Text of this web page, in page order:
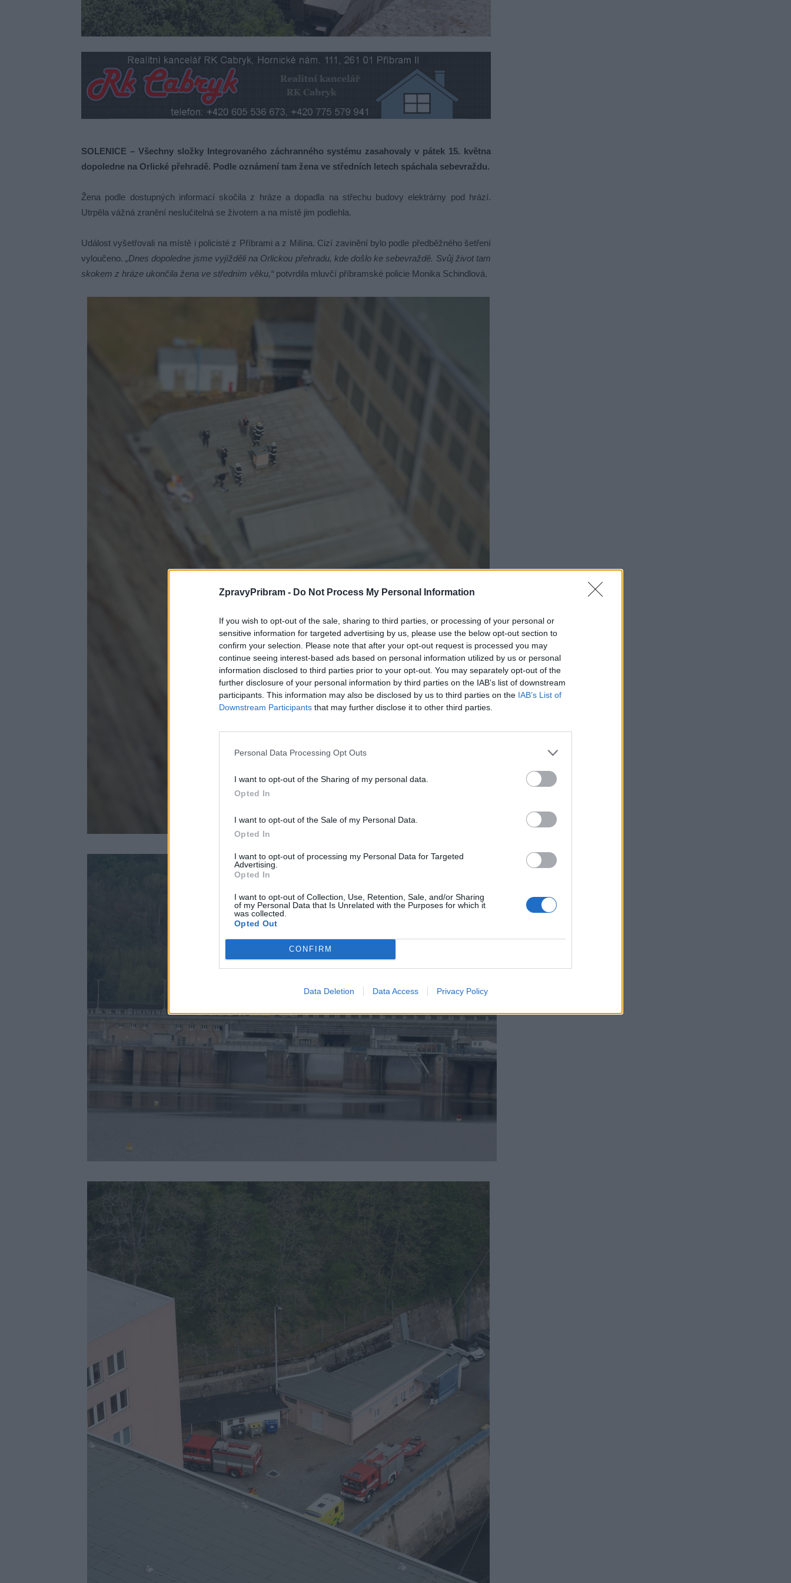
ZpravyPribram - Do Not Process My Personal Information
If you wish to opt-out of the sale, sharing to third parties, or processing of your personal or
sensitive information for targeted advertising by us, please use the below opt-out section to
confirm your selection. Please note that after your opt-out request is processed you may
continue seeing interest-based ads based on personal information utilized by us or personal
information disclosed to third parties prior to your opt-out. You may separately opt-out of the
further disclosure of your personal information by third parties on the IAB’s list of downstream
participants. This information may also be disclosed by us to third parties on the IAB’s List of
Downstream Participants that may further disclose it to other third parties.
Personal Data Processing Opt Outs
I want to opt-out of the Sharing of my personal data.
Opted In
I want to opt-out of the Sale of my Personal Data.
Opted In
I want to opt-out of processing my Personal Data for Targeted
Advertising.
Opted In
I want to opt-out of Collection, Use, Retention, Sale, and/or Sharing
of my Personal Data that Is Unrelated with the Purposes for which it
was collected.
Opted Out
CONFIRM
Data Deletion Data Access Privacy Policy
SOLENICE – Všechny složky Integrovaného záchranného systému zasahovaly v pátek 15. května
dopoledne na Orlické přehradě. Podle oznámení tam žena ve středních letech spáchala sebevraždu.
Žena podle dostupných informací skočila z hráze a dopadla na střechu budovy elektrárny pod hrází.
Utrpěla vážná zranění neslučitelná se životem a na místě jim podlehla.
Událost vyšetřovali na místě i policisté z Příbrami a z Milína. Cizí zavinění bylo podle předběžného šetření
vyloučeno.„Dnes dopoledne jsme vyjížděli na Orlickou přehradu, kde došlo ke sebevraždě. Svůj život tam
skokem z hráze ukončila žena ve středním věku,“ potvrdila mluvčí příbramské policie Monika Schindlová.